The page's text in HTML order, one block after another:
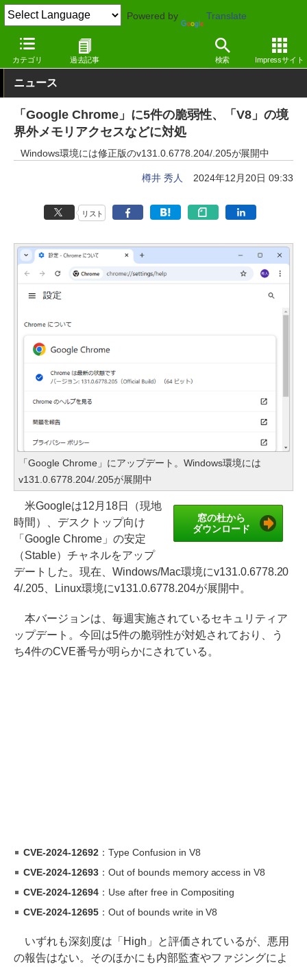
Powered by Translate
カテゴリ 過去記事 検索 Impressサイト
窓の杜 セキュリティ
ニュース
「Google Chrome」に5件の脆弱性、「V8」の境
界外メモリアクセスなどに対処
Windows環境には修正版のv131.0.6778.204/.205が展開中
樽井 秀人 2024年12月20日 09:33
リスト
「Google Chrome」にアップデート。Windows環境には
v131.0.6778.204/.205が展開中
窓の杜から
ダウンロード
米Googleは12月18日（現地
時間）、デスクトップ向け
「Google Chrome」の安定
（Stable）チャネルをアップ
デートした。現在、Windows/Mac環境にv131.0.6778.20
4/.205、Linux環境にv131.0.6778.204が展開中。
本バージョンは、毎週実施されているセキュリティア
ップデート。今回は5件の脆弱性が対処されており、う
ち4件のCVE番号が明らかにされている。
CVE-2024-12692：Type Confusion in V8
CVE-2024-12693：Out of bounds memory access in V8
CVE-2024-12694：Use after free in Compositing
CVE-2024-12695：Out of bounds write in V8
いずれも深刻度は「High」と評価されているが、悪用
の報告はない。そのほかにも内部監査やファジングによ